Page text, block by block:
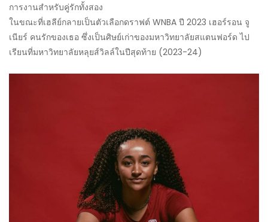
การงานสำหรับคู่รักทั้งสอง
ในขณะที่เฮลีย์กลายเป็นตัวเลือกดราฟต์ WNBA ปี 2023 เฮอร์รอน จู
เนียร์ คนรักของเธอ ซึ่งเป็นศิษย์เก่าของมหาวิทยาลัยสแตนฟอร์ด ไป
เรียนที่มหาวิทยาลัยหลุยส์วิลล์ในปีสุดท้าย (2023-24)